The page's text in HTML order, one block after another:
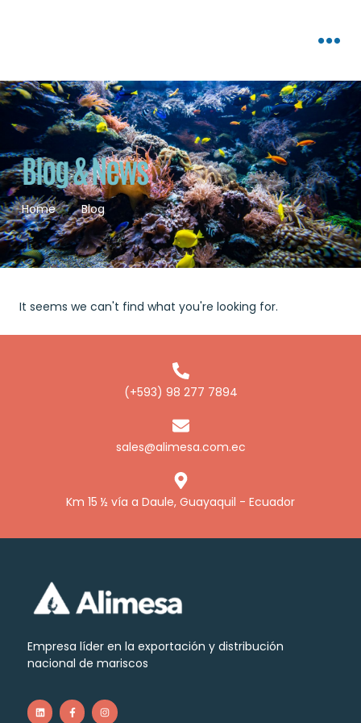
Blog & News
Home Blog
It seems we can't find what you're looking for.
(+593) 98 277 7894
sales@alimesa.com.ec
Km 15 ½ vía a Daule, Guayaquil - Ecuador
Empresa líder en la exportación y distribución
nacional de mariscos